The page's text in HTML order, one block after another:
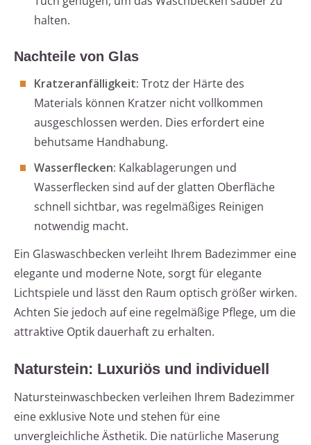
halten.
Nachteile von Glas
Kratzeranfälligkeit: Trotz der Härte des
Materials können Kratzer nicht vollkommen
ausgeschlossen werden. Dies erfordert eine
behutsame Handhabung.
Wasserflecken: Kalkablagerungen und
Wasserflecken sind auf der glatten Oberfläche
schnell sichtbar, was regelmäßiges Reinigen
notwendig macht.
Ein Glaswaschbecken verleiht Ihrem Badezimmer eine
elegante und moderne Note, sorgt für elegante
Lichtspiele und lässt den Raum optisch größer wirken.
Achten Sie jedoch auf eine regelmäßige Pflege, um die
attraktive Optik dauerhaft zu erhalten.
Naturstein: Luxuriös und individuell
Natursteinwaschbecken verleihen Ihrem Badezimmer
eine exklusive Note und stehen für eine
unvergleichliche Ästhetik. Die natürliche Maserung